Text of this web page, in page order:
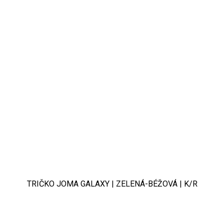
TRIČKO JOMA GALAXY | ZELENÁ-BÉŽOVÁ | K/R